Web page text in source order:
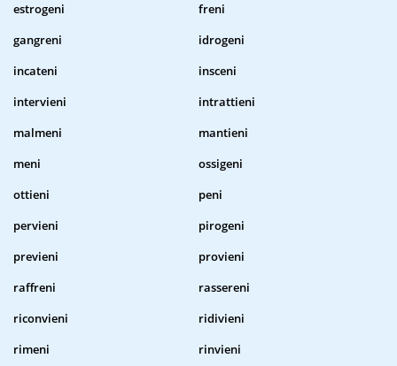
estrogeni
freni
gangreni
idrogeni
incateni
insceni
intervieni
intrattieni
malmeni
mantieni
meni
ossigeni
ottieni
peni
pervieni
pirogeni
previeni
provieni
raffreni
rassereni
riconvieni
ridivieni
rimeni
rinvieni